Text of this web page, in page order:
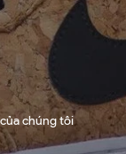
chúng tôi